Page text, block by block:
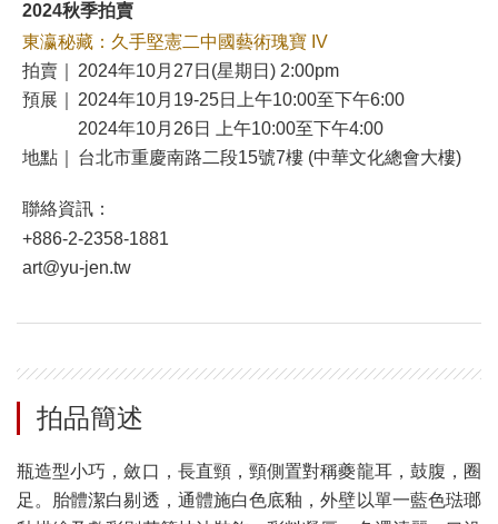
2024秋季拍賣
東瀛秘藏：久手堅憲二中國藝術瑰寶 IV
拍賣｜
2024年10月27日(星期日) 2:00pm
預展｜
2024年10月19-25日上午10:00至下午6:00
2024年10月26日 上午10:00至下午4:00
地點｜
台北市重慶南路二段15號7樓 (中華文化總會大樓)
聯絡資訊：
+886-2-2358-1881
art@yu-jen.tw
拍品簡述
瓶造型小巧，斂口，長直頸，頸側置對稱夔龍耳，鼓腹，圈
足。胎體潔白剔透，通體施白色底釉，外壁以單一藍色琺瑯